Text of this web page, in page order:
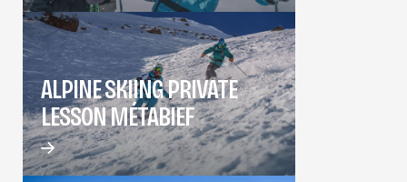
ALPINE SKIING PRIVATE
LESSON MÉTABIEF